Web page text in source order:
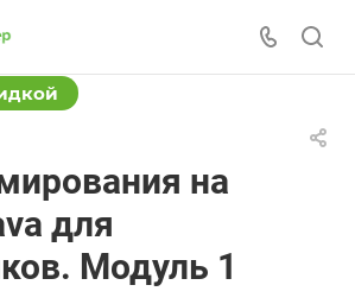
на
для
Модуль 1